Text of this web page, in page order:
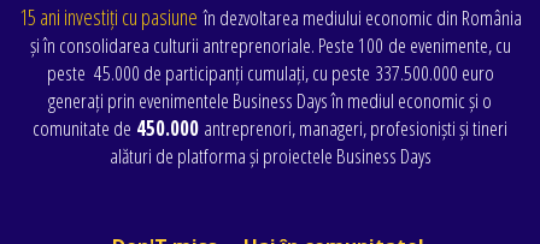
15 ani investiți cu pasiune în dezvoltarea mediului economic din România
și în consolidarea culturii antreprenoriale. Peste 100 de evenimente, cu
peste 45.000 de participanți cumulați, cu peste 337.500.000 euro
generați prin evenimentele Business Days în mediul economic și o
comunitate de 450.000 antreprenori, manageri, profesioniști și tineri
alături de platforma și proiectele Business Days